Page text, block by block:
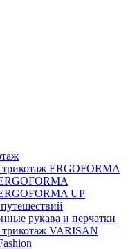
ERGOFORMA
UP
рукава и перчатки
VARISAN